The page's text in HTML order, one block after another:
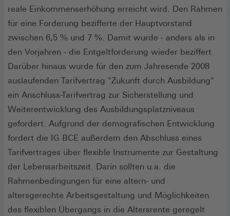
reale Einkommenserhöhung erreicht wird. Den Rahmen
für eine Forderung bezifferte der Hauptvorstand
zwischen 6,5 % und 7 %. Damit wurde - anders als in
den Vorjahren - die Entgeltforderung wieder beziffert.
Darüber hinaus wurde für den zum Jahresende 2008
auslaufenden Tarifvertrag "Zukunft durch Ausbildung"
ein Anschluss-Tarifvertrag zur Sicherstellung und
Weiterentwicklung des Ausbildungsplatzniveaus
gefordert. Aufgrund der demografischen Entwicklung
fordert die IG BCE außerdem den Abschluss eines
Tarifvertrages über flexible Instrumente zur Gestaltung
der Lebensarbeitszeit. Darin sollten u.a. die
Rahmenbedingungen für eine altern- und
altersgerechte Arbeitsgestaltung und Möglichkeiten
des flexiblen Übergangs in die Altersrente geregelt